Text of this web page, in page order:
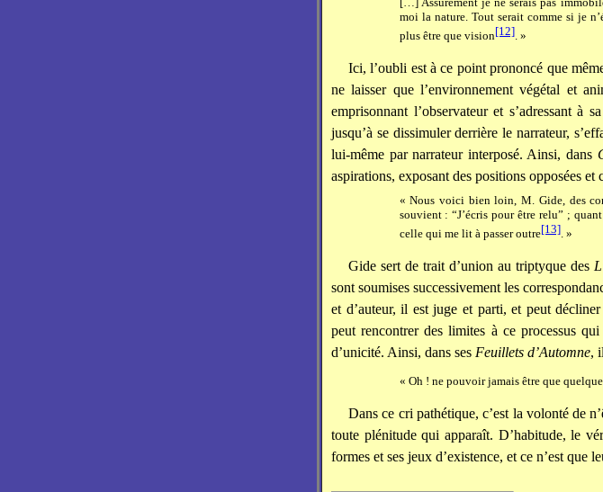
moi la nature. Tout serait comme si je
plus être que vision[12]. »
Ici, l’oubli est à ce point prononcé que
ne laisser que l’environnement végétal et
emprisonnant l’observateur et s’adressant à
jusqu’à se dissimuler derrière le narrateur,
lui-même par narrateur interposé. Ainsi, dans
aspirations, exposant des positions opposées et
« Nous voici bien loin, M. Gide, des
souvient : “J’écris pour être relu” ;
celle qui me lit à passer outre[13]. »
Gide sert de trait d’union au triptyque des
sont soumises successivement les
et d’auteur, il est juge et parti, et peut
peut rencontrer des limites à ce processus
d’unicité. Ainsi, dans ses Feuillets d’Automne,
« Oh ! ne pouvoir jamais être que
Dans ce cri pathétique, c’est la volonté de
toute plénitude qui apparaît. D’habitude, le
formes et ses jeux d’existence, et ce n’est